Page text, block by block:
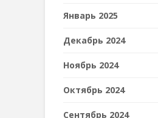
Январь 2025
Декабрь 2024
Ноябрь 2024
Октябрь 2024
Сентябрь 2024